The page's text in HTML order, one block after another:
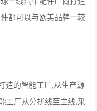
都可以与欧美品牌一较
的智能工厂,从生产源
工厂从分拼线至主线,采